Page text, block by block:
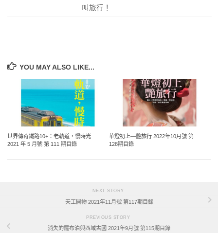
叫旅行！
YOU MAY ALSO LIKE...
世界傳奇鐵路10+：老軌道，慢時光
2021 年 5 月號 第 111 期目錄
華燈初上—艷旅行 2022年10月號 第
128期目錄
NEXT STORY
天工開物 2021年11月號 第117期目錄
PREVIOUS STORY
消失的羅布泊與西域古國 2021年9月號 第115期目錄